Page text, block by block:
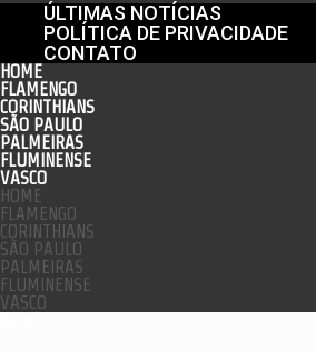
ÚLTIMAS NOTÍCIAS
POLÍTICA DE PRIVACIDADE
CONTATO
HOME
FLAMENGO
CORINTHIANS
SÃO PAULO
PALMEIRAS
FLUMINENSE
VASCO
HOME
FLAMENGO
CORINTHIANS
SÃO PAULO
PALMEIRAS
FLUMINENSE
VASCO